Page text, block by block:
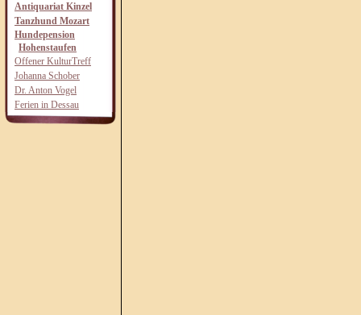
Antiquariat Kinzel
Tanzhund Mozart
Hundepension
Hohenstaufen
Offener KulturTreff
Johanna Schober
Dr. Anton Vogel
Ferien in Dessau